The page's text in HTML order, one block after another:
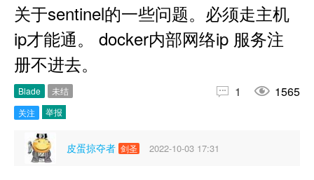
关于sentinel的一些问题。必须走主机
ip才能通。 docker内部网络ip 服务注
册不进去。
Blade
未结
关注
举报
 1  1565
皮蛋掠夺者 剑圣 2022-10-03 17:31